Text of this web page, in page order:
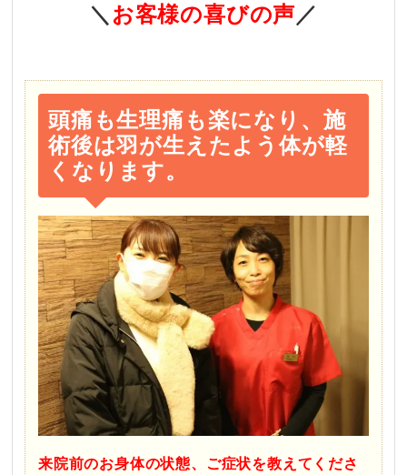
＼ お客様の喜びの声／
頭痛も生理痛も楽になり、施
術後は羽が生えたよう体が軽
くなります。
来院前のお身体の状態、ご症状を教えてくださ